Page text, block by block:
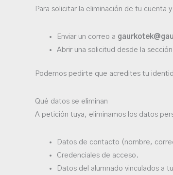
Para solicitar la eliminación de tu cuenta
Enviar un correo a
Abrir una solicitud desde la
Podemos pedirte que acredites tu
Qué datos se eliminan
A petición tuya, eliminamos los datos
Datos de contacto (nombre,
Credenciales de acceso.
Datos del alumnado vinculados a